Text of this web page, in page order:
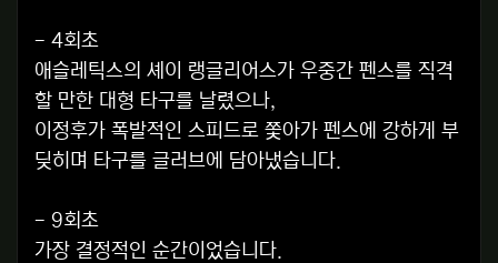
- 4회초
애슬레틱스의 셰이 랭글리어스가 우중간 펜스를 직격
할 만한 대형 타구를 날렸으나,
이정후가 폭발적인 스피드로 쫓아가 펜스에 강하게 부
딪히며 타구를 글러브에 담아냈습니다.
- 9회초
가장 결정적인 순간이었습니다.